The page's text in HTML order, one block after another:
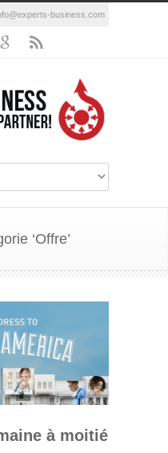
business.com
‘Offre’
à moitié